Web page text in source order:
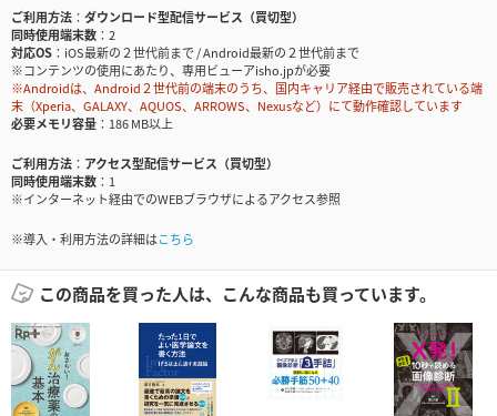
ご利用方法
ダウンロード型配信サービス（買切型）
同時使用端末数
2
対応OS
iOS最新の２世代前まで / Android最新の２世代前まで
※コンテンツの使用にあたり、専用ビューアisho.jpが必要
※Androidは、Android２世代前の端末のうち、国内キャリア経由で販売されている端
末（Xperia、GALAXY、AQUOS、ARROWS、Nexusなど）にて動作確認しています
必要メモリ容量
186 MB以上
ご利用方法
アクセス型配信サービス（買切型）
同時使用端末数
1
※インターネット経由でのWEBブラウザによるアクセス参照
※導入・利用方法の詳細はこちら
この商品を買った人は、こんな商品も買っています。